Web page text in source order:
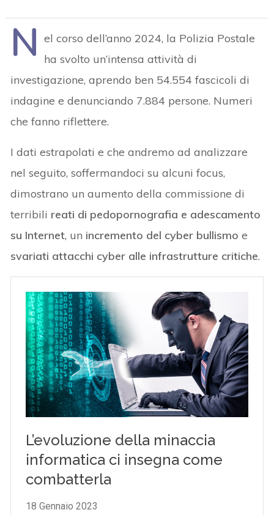
N el corso dell’anno 2024, la Polizia Postale
ha svolto un’intensa attività di
investigazione, aprendo ben 54.554 fascicoli di
indagine e denunciando 7.884 persone. Numeri
che fanno riflettere.
I dati estrapolati e che andremo ad analizzare
nel seguito, soffermandoci su alcuni focus,
dimostrano un aumento della commissione di
terribili reati di pedopornografia e adescamento
su Internet, un incremento del cyber bullismo e
svariati attacchi cyber alle infrastrutture critiche.